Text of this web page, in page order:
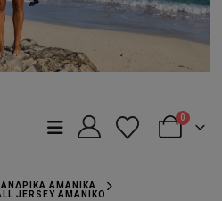
0
ΑΝΔΡΙΚΆ ΑΜΆΝΙΚΑ
JERSEY ΑΜΆΝΙΚΟ